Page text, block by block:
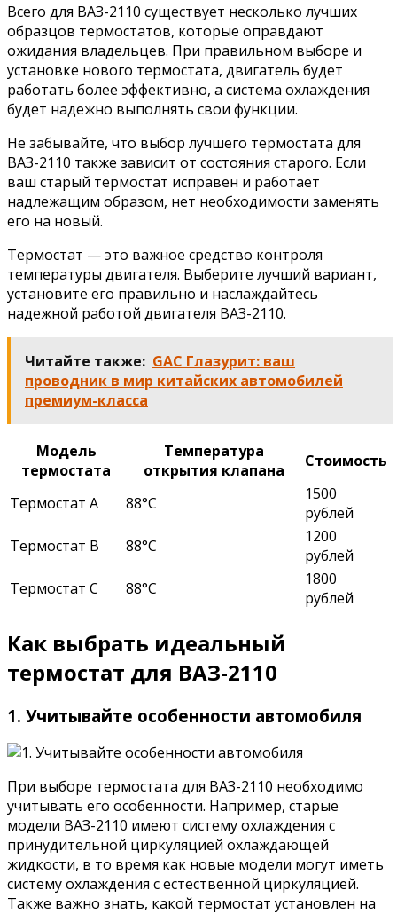
Всего для ВАЗ-2110 существует несколько лучших
образцов термостатов, которые оправдают
ожидания владельцев. При правильном выборе и
установке нового термостата, двигатель будет
работать более эффективно, а система охлаждения
будет надежно выполнять свои функции.
Не забывайте, что выбор лучшего термостата для
ВАЗ-2110 также зависит от состояния старого. Если
ваш старый термостат исправен и работает
надлежащим образом, нет необходимости заменять
его на новый.
Термостат — это важное средство контроля
температуры двигателя. Выберите лучший вариант,
установите его правильно и наслаждайтесь
надежной работой двигателя ВАЗ-2110.
Читайте также: GAC Глазурит: ваш
проводник в мир китайских автомобилей
премиум-класса
Модель
термостата
Температура
открытия клапана
Стоимость
Термостат A 88°C
1500
рублей
Термостат B
88°C
1200
рублей
Термостат C
88°C
1800
рублей
Как выбрать идеальный
термостат для ВАЗ-2110
1. Учитывайте особенности автомобиля
При выборе термостата для ВАЗ-2110 необходимо
учитывать его особенности. Например, старые
модели ВАЗ-2110 имеют систему охлаждения с
принудительной циркуляцией охлаждающей
жидкости, в то время как новые модели могут иметь
систему охлаждения с естественной циркуляцией.
Также важно знать, какой термостат установлен на